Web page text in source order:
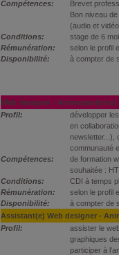
Compétences:
Brevet
Bon niveau
(audio et
Conditions:
stage de 6
Rémunération:
selon le profil
Disponibilité:
à compter de
Web designer - Animateur(trice)
Profil:
développer
en
newsletter...),
communauté
Compétences:
de formation
souhaitée :
Conditions:
CDI à temps
Rémunération:
selon le profil
Disponibilité:
à compter de
Assistant(e) Web designer -
Profil:
assister le
graphiques
participer à